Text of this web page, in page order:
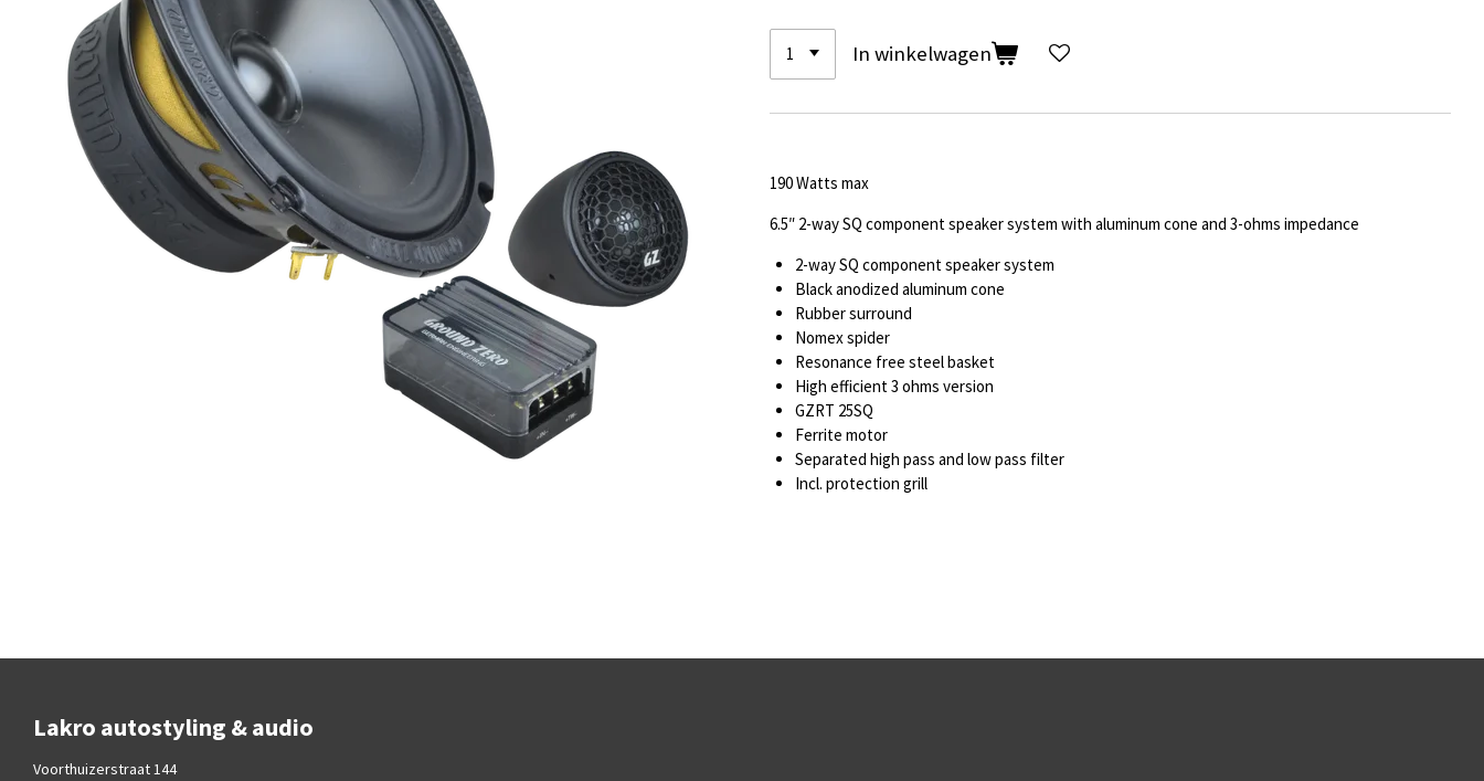
In winkelwagen
190 Watts max
6.5″ 2-way SQ component speaker system with aluminum cone and 3-ohms impedance
2-way SQ component speaker system
Black anodized aluminum cone
Rubber surround
Nomex spider
Resonance free steel basket
High efficient 3 ohms version
GZRT 25SQ
Ferrite motor
Separated high pass and low pass filter
Incl. protection grill
Lakro autostyling & audio
Voorthuizerstraat 144